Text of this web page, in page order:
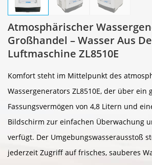
Atmosphärischer
Großhandel – Wasser Aus
Luftmaschine ZL8510E
Komfort steht im Mittelpunkt des
Wassergenerators ZL8510E, der über ein
Fassungsvermögen von 4,8 Litern und
Bildschirm zur einfachen Überwachung
verfügt. Der Umgebungswasserausstoß
jederzeit Zugriff auf frisches, sauberes